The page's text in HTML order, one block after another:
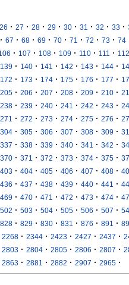
26 · 27 · 28 · 29 · 30 · 31 · 32 · 33 ·
· 67 · 68 · 69 · 70 · 71 · 72 · 73 · 74
· 107 · 108 · 109 · 110 · 111 · 112
139 · 140 · 141 · 142 · 143 · 144 ·
172 · 173 · 174 · 175 · 176 · 177 ·
205 · 206 · 207 · 208 · 209 · 210 ·
238 · 239 · 240 · 241 · 242 · 243 ·
271 · 272 · 273 · 274 · 275 · 276 ·
304 · 305 · 306 · 307 · 308 · 309 ·
337 · 338 · 339 · 340 · 341 · 342 ·
370 · 371 · 372 · 373 · 374 · 375 ·
403 · 404 · 405 · 406 · 407 · 408 ·
436 · 437 · 438 · 439 · 440 · 441 ·
469 · 470 · 471 · 472 · 473 · 474 ·
502 · 503 · 504 · 505 · 506 · 507 ·
828 · 829 · 830 · 831 · 876 · 891 ·
2268 · 2344 · 2423 · 2427 · 2437 ·
2803 · 2804 · 2805 · 2806 · 2807 ·
2863 · 2881 · 2882 · 2907 · 2965 ·